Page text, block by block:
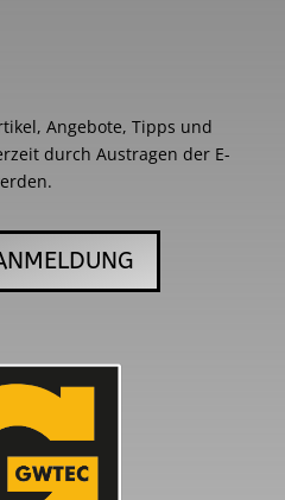
Angebote, Tipps und
durch Austragen der E-